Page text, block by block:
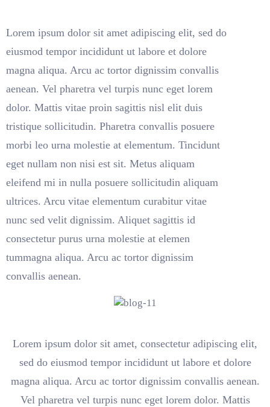
Lorem ipsum dolor sit amet adipiscing elit, sed do
eiusmod tempor incididunt ut labore et dolore
magna aliqua. Arcu ac tortor dignissim convallis
aenean. Vel pharetra vel turpis nunc eget lorem
dolor. Mattis vitae proin sagittis nisl elit duis
tristique sollicitudin. Pharetra convallis posuere
morbi leo urna molestie at elementum. Tincidunt
eget nullam non nisi est sit. Metus aliquam
eleifend mi in nulla posuere sollicitudin aliquam
ultrices. Arcu vitae elementum curabitur vitae
nunc sed velit dignissim. Aliquet sagittis id
consectetur purus urna molestie at elemen
tummagna aliqua. Arcu ac tortor dignissim
convallis aenean.
Lorem ipsum dolor sit amet, consectetur adipiscing elit,
sed do eiusmod tempor incididunt ut labore et dolore
magna aliqua. Arcu ac tortor dignissim convallis aenean.
Vel pharetra vel turpis nunc eget lorem dolor. Mattis